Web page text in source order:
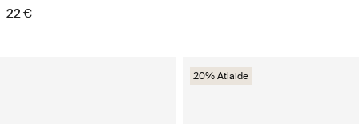
22 €
20% Atlaide